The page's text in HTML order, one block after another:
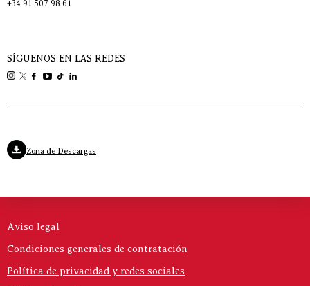
+34 91 507 98 61
SÍGUENOS EN LAS REDES
Zona de Descargas
Aviso legal
Condiciones generales de contratación
Política de privacidad y redes sociales